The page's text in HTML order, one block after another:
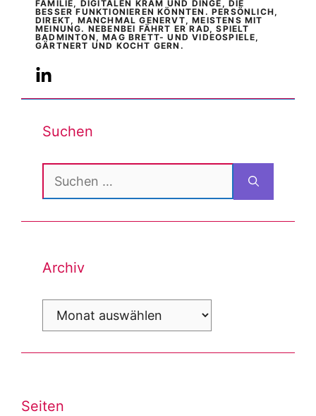
FAMILIE, DIGITALEN KRAM UND DINGE, DIE
BESSER FUNKTIONIEREN KÖNNTEN. PERSÖNLICH,
DIREKT, MANCHMAL GENERVT, MEISTENS MIT
MEINUNG. NEBENBEI FÄHRT ER RAD, SPIELT
BADMINTON, MAG BRETT- UND VIDEOSPIELE,
GÄRTNERT UND KOCHT GERN.
Suchen
Suchen
nach:
Archiv
Archiv
Seiten